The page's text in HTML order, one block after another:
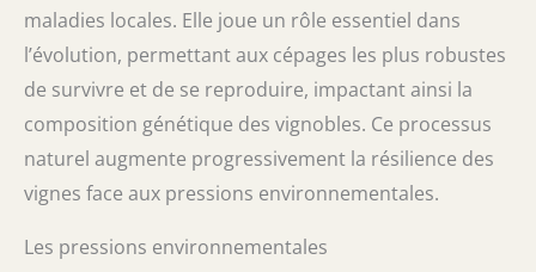
maladies locales. Elle joue un rôle essentiel dans
l’évolution, permettant aux cépages les plus robustes
de survivre et de se reproduire, impactant ainsi la
composition génétique des vignobles. Ce processus
naturel augmente progressivement la résilience des
vignes face aux pressions environnementales.
Les pressions environnementales